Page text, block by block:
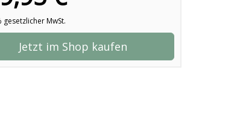
gesetzlicher MwSt.
Jetzt im Shop kaufen